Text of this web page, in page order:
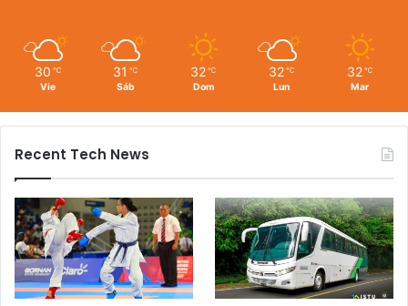
30 ℃
Vie
31 ℃
Sáb
32 ℃
Dom
32 ℃
Lun
32 ℃
Mar
Recent Tech News